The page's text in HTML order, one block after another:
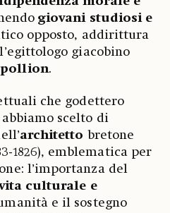
giovani studiosi e
opposto, addirittura
giacobino
.
che godettero
scelto di
architetto bretone
1826), emblematica per
l’importanza del
culturale e
e il sostegno